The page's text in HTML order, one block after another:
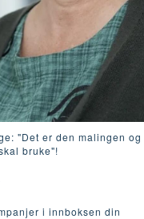
"Det er den malingen og
bruke"!
i innboksen din